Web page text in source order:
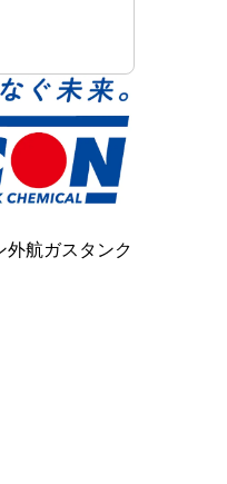
航ガスタンク